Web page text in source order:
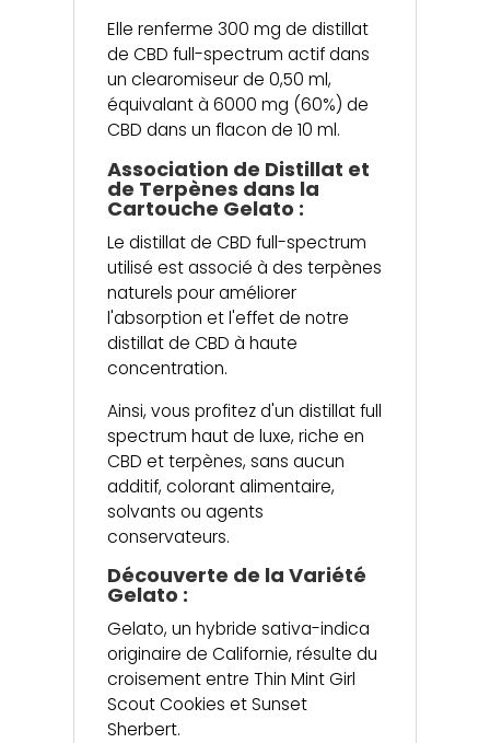
Elle renferme 300 mg de distillat
de CBD full-spectrum actif dans
un clearomiseur de 0,50 ml,
équivalant à 6000 mg (60%) de
CBD dans un flacon de 10 ml.
Association de Distillat et
de Terpènes dans la
Cartouche Gelato :
Le distillat de CBD full-spectrum
utilisé est associé à des terpènes
naturels pour améliorer
l'absorption et l'effet de notre
distillat de CBD à haute
concentration.
Ainsi, vous profitez d'un distillat full
spectrum haut de luxe, riche en
CBD et terpènes, sans aucun
additif, colorant alimentaire,
solvants ou agents
conservateurs.
Découverte de la Variété
Gelato :
Gelato, un hybride sativa-indica
originaire de Californie, résulte du
croisement entre Thin Mint Girl
Scout Cookies et Sunset
Sherbert.